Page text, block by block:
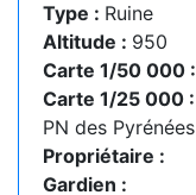
Type : Ruine
Altitude : 950
Carte 1/50 000 :
Carte 1/25 000 :
PN des Pyrénées
Propriétaire :
Gardien :